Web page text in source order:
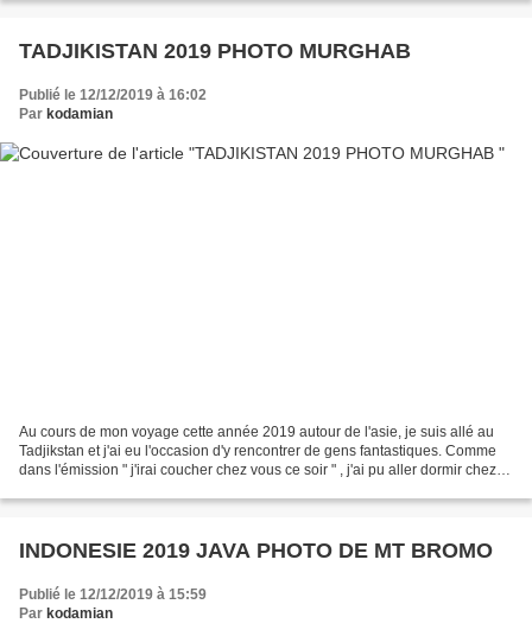
TADJIKISTAN 2019 PHOTO MURGHAB
Publié le 12/12/2019 à 16:02
Par kodamian
Au cours de mon voyage cette année 2019 autour de l'asie, je suis allé au
Tadjikstan et j'ai eu l'occasion d'y rencontrer de gens fantastiques. Comme
dans l'émission " j'irai coucher chez vous ce soir " , j'ai pu aller dormir chez
INDONESIE 2019 JAVA PHOTO DE MT BROMO
Publié le 12/12/2019 à 15:59
Par kodamian